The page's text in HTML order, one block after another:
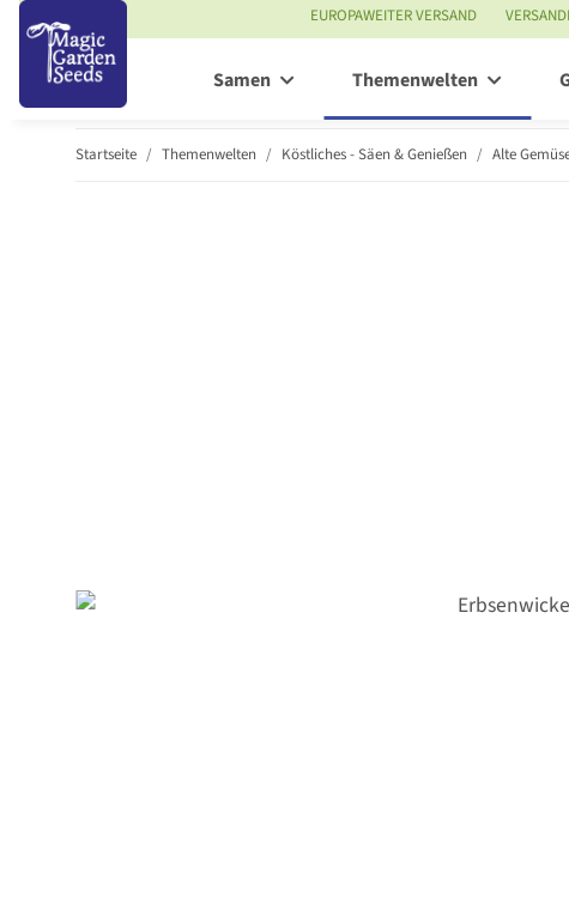
EUROPAWEITER VERSAND
Samen Themenwelten
Startseite Themenwelten Köstliches - Säen & Genießen Alte